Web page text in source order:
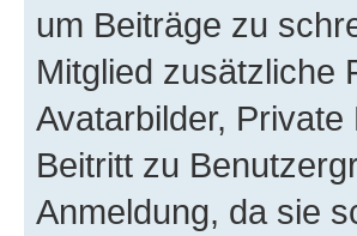
um Beiträge zu
Mitglied zusätzliche
Avatarbilder,
Beitritt zu
Anmeldung, da sie